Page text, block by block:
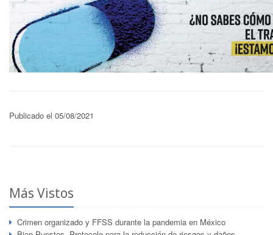
Publicado el 05/08/2021
Más Vistos
Crimen organizado y FFSS durante la pandemia en México